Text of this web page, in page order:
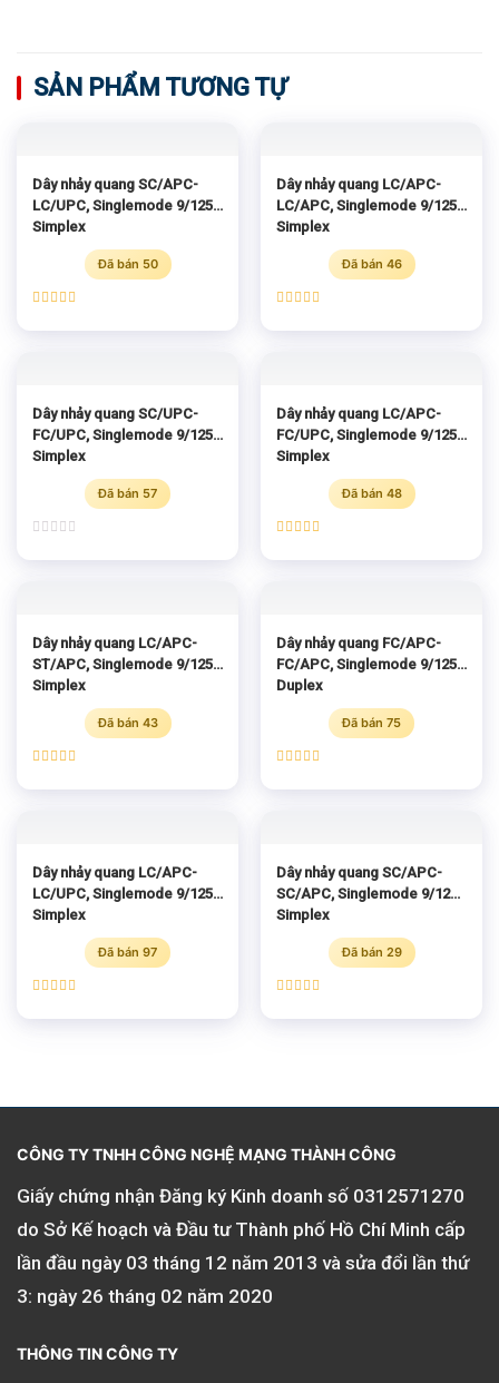
SẢN PHẨM TƯƠNG TỰ
Dây nhảy quang SC/APC-
LC/UPC, Singlemode 9/125
Simplex
Đã bán 50
hạng5.00
Dây nhảy quang LC/APC-
LC/APC, Singlemode 9/125
Simplex
Đã bán 46
hạng5.00
Dây nhảy quang SC/UPC-
FC/UPC, Singlemode 9/125
Simplex
Đã bán 57
xếp
Dây nhảy quang LC/APC-
FC/UPC, Singlemode 9/125
Simplex
Đã bán 48
hạng5.00
Dây nhảy quang LC/APC-
ST/APC, Singlemode 9/125
Simplex
Đã bán 43
hạng5.00
Dây nhảy quang FC/APC-
FC/APC, Singlemode 9/125
Duplex
Đã bán 75
hạng5.00
Dây nhảy quang LC/APC-
LC/UPC, Singlemode 9/125
Simplex
Đã bán 97
hạng5.00
Dây nhảy quang SC/APC-
SC/APC, Singlemode 9/125
Simplex
Đã bán 29
hạng5.00
CÔNG TY TNHH CÔNG NGHỆ MẠNG THÀNH CÔNG
Giấy chứng nhận Đăng ký Kinh doanh số 0312571270
do Sở Kế hoạch và Đầu tư Thành phố Hồ Chí Minh cấp
lần đầu ngày 03 tháng 12 năm 2013 và sửa đổi lần thứ
3: ngày 26 tháng 02 năm 2020
THÔNG TIN CÔNG TY